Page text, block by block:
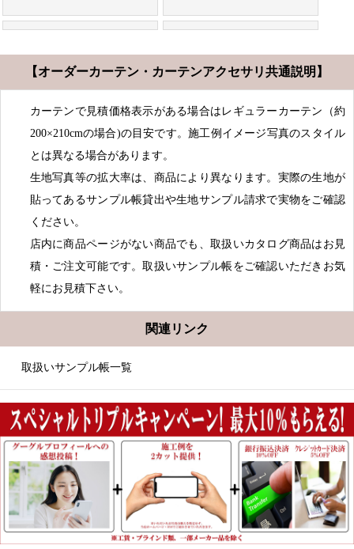
【オーダーカーテン・カーテンアクセサリ共通説明】
カーテンで見積価格表示がある場合はレギュラーカーテン（約
200×210cmの場合)の目安です。施工例イメージ写真のスタイル
とは異なる場合があります。
生地写真等の拡大率は、商品により異なります。実際の生地が
貼ってあるサンプル帳貸出や生地サンプル請求で実物をご確認
ください。
店内に商品ページがない商品でも、取扱いカタログ商品はお見
積・ご注文可能です。取扱いサンプル帳をご確認いただきお気
軽にお見積下さい。
関連リンク
取扱いサンプル帳一覧